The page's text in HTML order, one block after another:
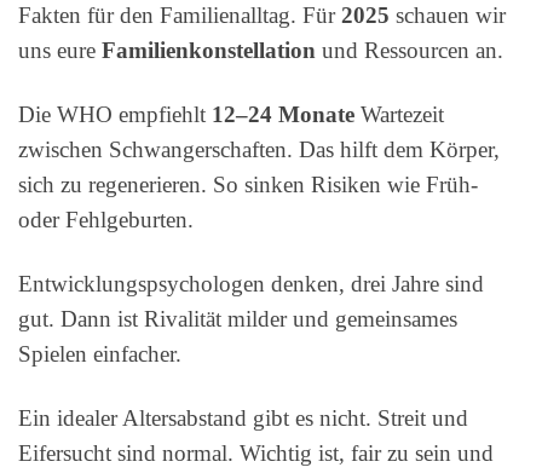
Fakten für den Familienalltag. Für2025 schauen wir
uns eure Familienkonstellation und Ressourcen an.
Die WHO empfiehlt 12–24 Monate Wartezeit
zwischen Schwangerschaften. Das hilft dem Körper,
sich zu regenerieren. So sinken Risiken wie Früh-
oder Fehlgeburten.
Entwicklungspsychologen denken, drei Jahre sind
gut. Dann ist Rivalität milder und gemeinsames
Spielen einfacher.
Ein idealer Altersabstand gibt es nicht. Streit und
Eifersucht sind normal. Wichtig ist, fair zu sein und